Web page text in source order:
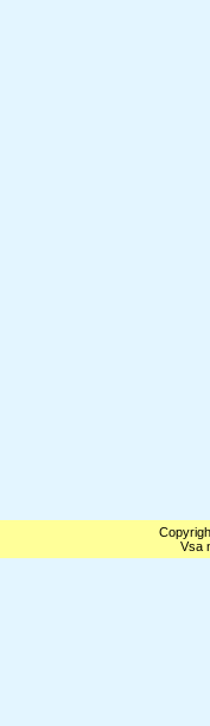
Vsa